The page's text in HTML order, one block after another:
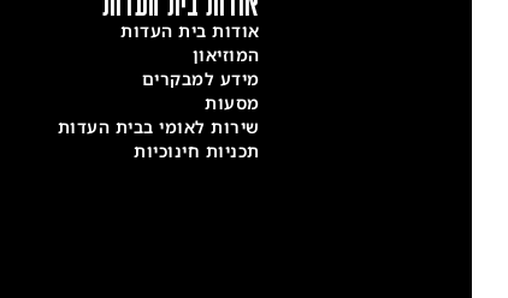
אודות בית העדות
המוזיאון
מידע למבקרים
מסעות
שירות לאומי בבית העדות
תכניות חינוכיות